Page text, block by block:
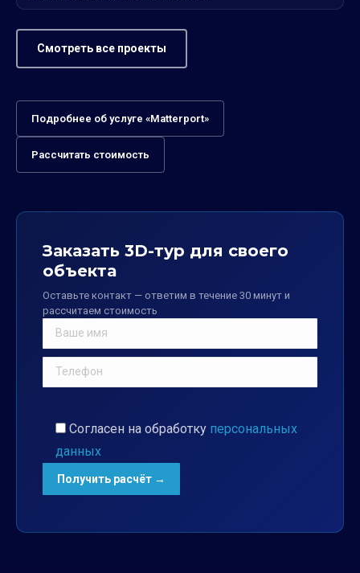
Смотреть все проекты
Подробнее об услуге «Matterport»
Рассчитать стоимость
Заказать 3D-тур для своего
объекта
Оставьте контакт — ответим в течение 30 минут и
рассчитаем стоимость
Согласен на обработку персональных
данных